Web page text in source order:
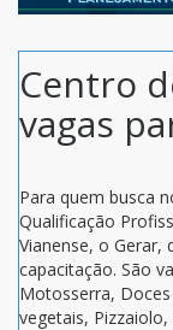
ES
Centro
vagas
Para quem busca
Qualificação
Vianense, o Gerar,
capacitação. São
Motosserra,
vegetais,